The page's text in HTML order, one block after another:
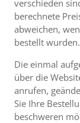
verschieden
berechnete
abweichen,
bestellt wurden.
Die einmal
über die
anrufen,
Sie Ihre
beschweren